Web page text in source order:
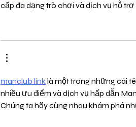
cấp đa dạng trò chơi và dịch vụ hỗ
manclub link là một trong những cái
nhiều ưu điểm và dịch vụ hấp dẫn
Chúng ta hãy cùng nhau khám phá